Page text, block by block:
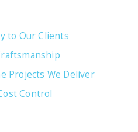
to Our Clients
Projects We Deliver
Control